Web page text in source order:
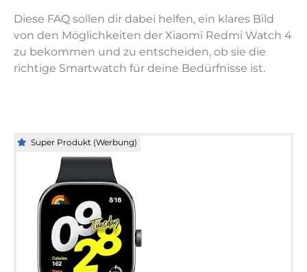
Diese FAQ sollen dir dabei helfen, ein klares Bild
von den Möglichkeiten der Xiaomi Redmi Watch 4
zu bekommen und zu entscheiden, ob sie die
richtige Smartwatch für deine Bedürfnisse ist.
Super Produkt (Werbung)